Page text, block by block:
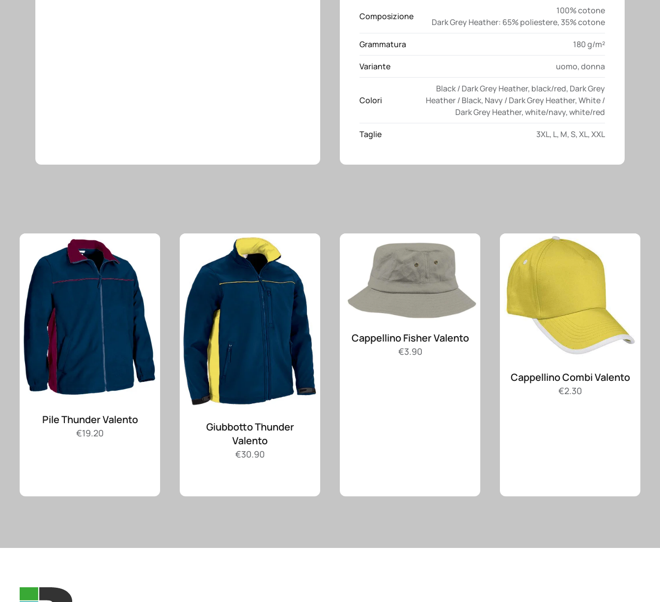
Composizione
100% cotone
Dark Grey Heather: 65% poliestere, 35% cotone
Grammatura 180 g/m²
Variante uomo,donna
Colori
Black / Dark Grey Heather, black/red, Dark Grey
Heather / Black, Navy / Dark Grey Heather,White /
Dark Grey Heather,white/navy,white/red
Taglie 3XL, L, M,S,XL,XXL
Pile Thunder Valento
€19.20
Giubbotto Thunder
Valento
€30.90
Cappellino Fisher Valento
€3.90
Cappellino Combi Valento
€2.30